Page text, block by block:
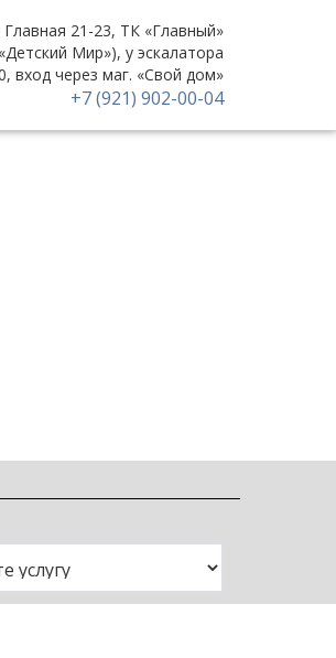
21-23, ТК «Главный»
Мир»), у эскалатора
вход через маг. «Свой дом»
+7 (921) 902-00-04